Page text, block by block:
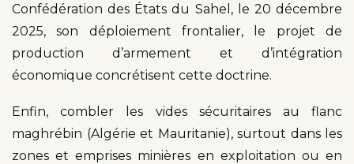
Confédération des États du Sahel, le 20 décembre
2025, son déploiement frontalier, le projet de
production d’armement et d’intégration
économique concrétisent cette doctrine.
Enfin, combler les vides sécuritaires au flanc
maghrébin (Algérie et Mauritanie), surtout dans les
zones et emprises minières en exploitation ou en